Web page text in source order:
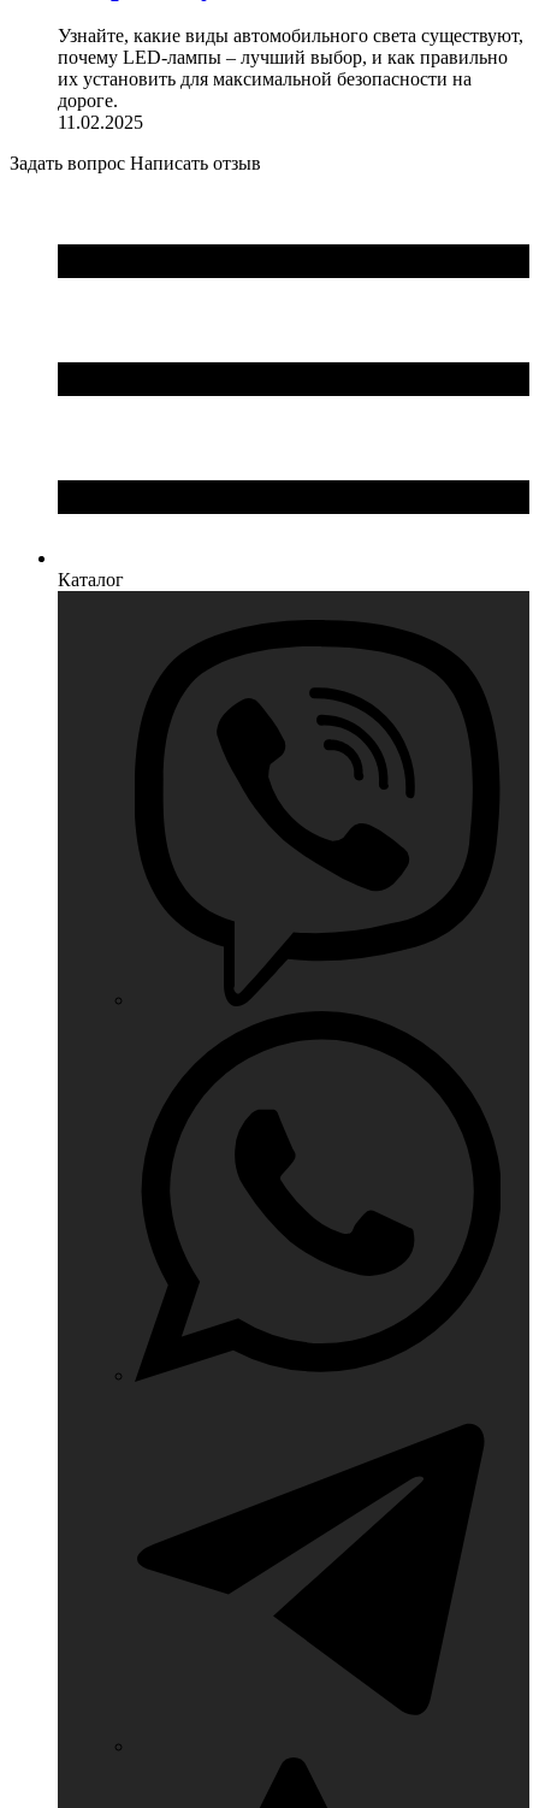
Узнайте, какие виды автомобильного света существуют,
почему LED-лампы – лучший выбор, и как правильно
их установить для максимальной безопасности на
дороге.
11.02.2025
Задать вопрос Написать отзыв
Каталог